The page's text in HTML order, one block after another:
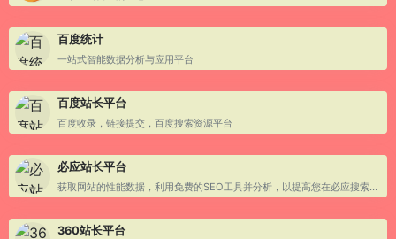
百度统计
一站式智能数据分析与应用平台
百度站长平台
百度收录，链接提交，百度搜索资源平台
必应站长平台
获取网站的性能数据，利用免费的SEO工具并分析，以提高您在必应搜索结果上的网页排名
360站长平台